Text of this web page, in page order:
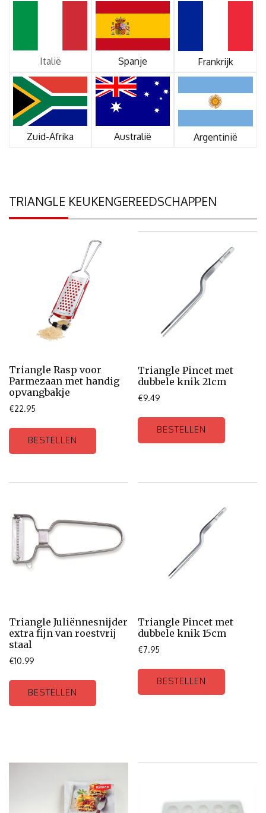
Italië Spanje Frankrijk
Zuid-Afrika Australië Argentinië
TRIANGLE KEUKENGEREEDSCHAPPEN
Triangle Rasp voor
Parmezaan met handig
opvangbakje
€22.95
BESTELLEN
Triangle Pincet met
dubbele knik 21cm
€9.49
BESTELLEN
Triangle Juliënnesnijder
extra fijn van roestvrij
staal
€10.99
BESTELLEN
Triangle Pincet met
dubbele knik 15cm
€7.95
BESTELLEN